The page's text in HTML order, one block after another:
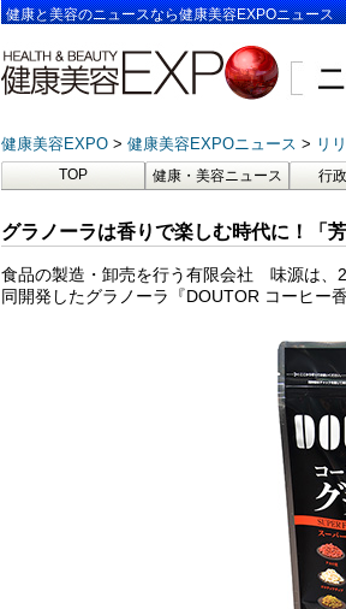
健康と美容のニュースなら健康美容EXPOニュース
健康美容EXPO 健康美容EXPOニュース リ
TOP 健康・美容ニュース 行
グラノーラは香りで楽しむ時代に！「
食品の製造・卸売を行う有限会社 味源は、
同開発したグラノーラ『DOUTOR コーヒー